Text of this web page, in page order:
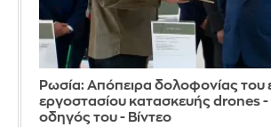
Ρωσία: Απόπειρα δολοφονίας του
εργοστασίου κατασκευής drones
οδηγός του - Βίντεο